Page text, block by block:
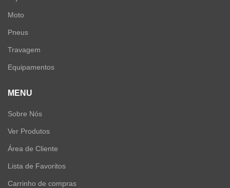
Moto
Pneus
Travagem
Equipamentos
MENU
Sobre Nós
Ver Produtos
Área de Cliente
Lista de Favoritos
Carrinho de compras